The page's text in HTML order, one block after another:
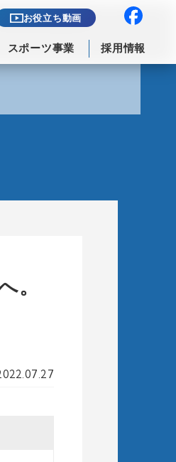
スポーツ事業 採用情報
お役立ち動画
。